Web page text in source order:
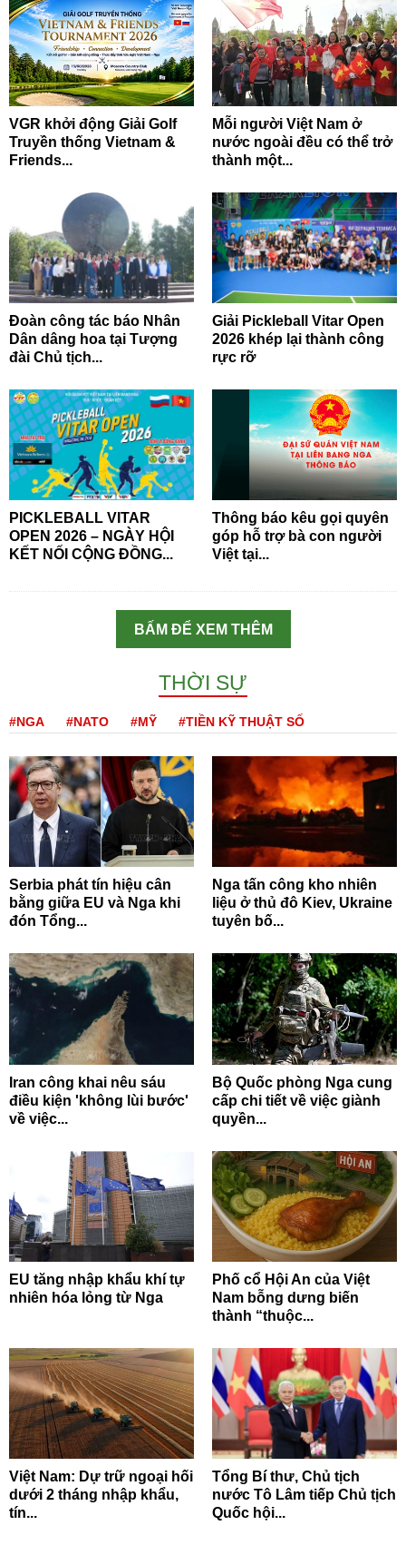
VGR khởi động Giải Golf
Truyền thống Vietnam &
Friends...
Mỗi người Việt Nam ở
nước ngoài đều có thể trở
thành một...
Đoàn công tác báo Nhân
Dân dâng hoa tại Tượng
đài Chủ tịch...
Giải Pickleball Vitar Open
2026 khép lại thành công
rực rỡ
PICKLEBALL VITAR
OPEN 2026 – NGÀY HỘI
KẾT NỐI CỘNG ĐỒNG...
Thông báo kêu gọi quyên
góp hỗ trợ bà con người
Việt tại...
BẤM ĐỂ XEM THÊM
THỜI SỰ
#NGA #NATO #MỸ #TIỀN KỸ THUẬT SỐ
Serbia phát tín hiệu cân
bằng giữa EU và Nga khi
đón Tổng...
Nga tấn công kho nhiên
liệu ở thủ đô Kiev, Ukraine
tuyên bố...
Iran công khai nêu sáu
điều kiện 'không lùi bước'
về việc...
Bộ Quốc phòng Nga cung
cấp chi tiết về việc giành
quyền...
EU tăng nhập khẩu khí tự
nhiên hóa lỏng từ Nga
Phố cổ Hội An của Việt
Nam bỗng dưng biến
thành “thuộc...
Việt Nam: Dự trữ ngoại hối
dưới 2 tháng nhập khẩu,
tín...
Tổng Bí thư, Chủ tịch
nước Tô Lâm tiếp Chủ tịch
Quốc hội...